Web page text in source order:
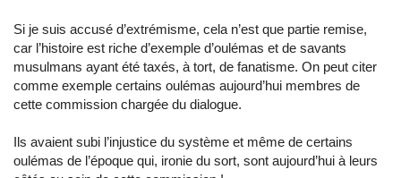
Si je suis accusé d’extrémisme, cela n’est que partie remise,
car l’histoire est riche d’exemple d’oulémas et de savants
musulmans ayant été taxés, à tort, de fanatisme. On peut citer
comme exemple certains oulémas aujourd’hui membres de
cette commission chargée du dialogue.
Ils avaient subi l’injustice du système et même de certains
oulémas de l’époque qui, ironie du sort, sont aujourd’hui à leurs